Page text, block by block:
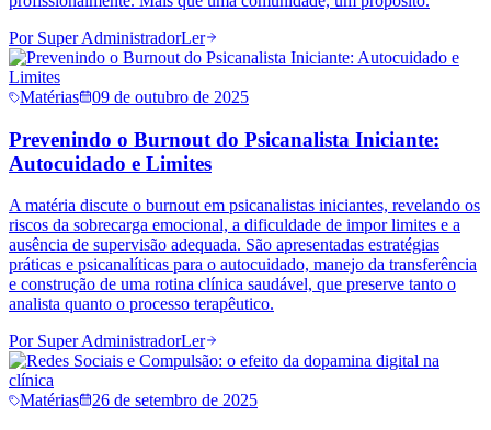
Por Super AdministradorLer
Matérias 09 de outubro de 2025
Prevenindo o Burnout do Psicanalista Iniciante:
Autocuidado e Limites
A matéria discute o burnout em psicanalistas iniciantes, revelando os
riscos da sobrecarga emocional, a dificuldade de impor limites e a
ausência de supervisão adequada. São apresentadas estratégias
práticas e psicanalíticas para o autocuidado, manejo da transferência
e construção de uma rotina clínica saudável, que preserve tanto o
analista quanto o processo terapêutico.
Por Super AdministradorLer
Matérias 26 de setembro de 2025